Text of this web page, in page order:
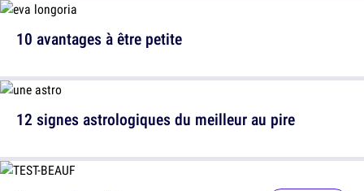
10 avantages à être petite
12 signes astrologiques du meilleur au pire